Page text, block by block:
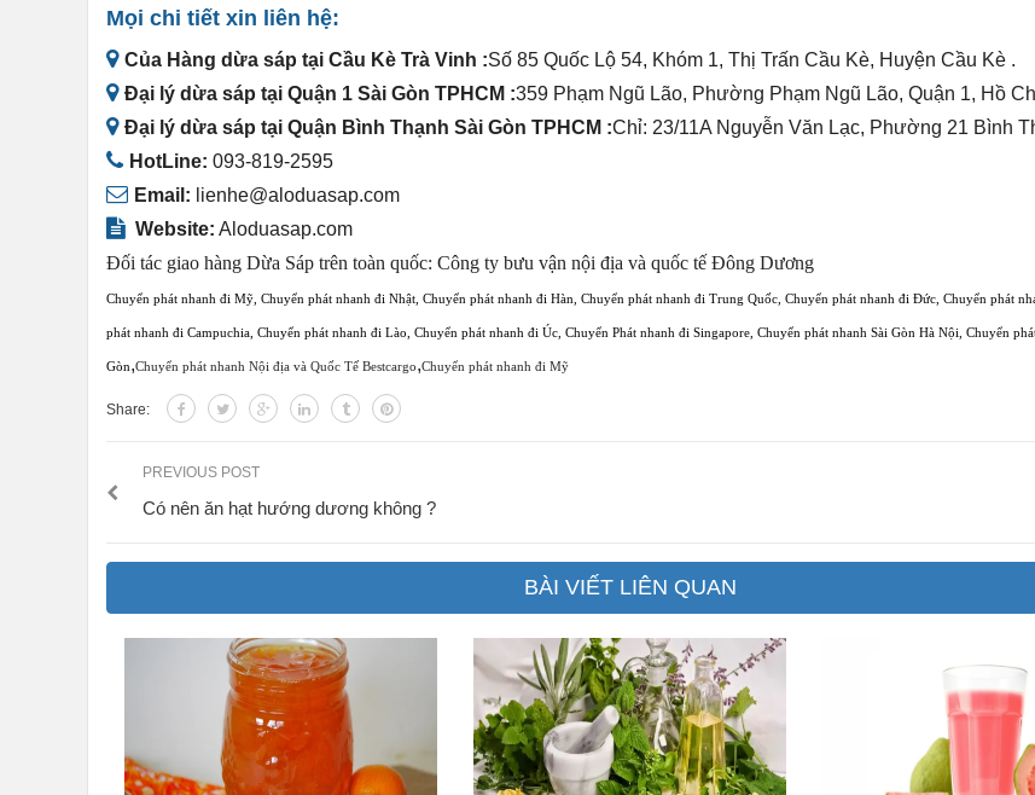
Mọi chi tiết xin liên hệ:
Của Hàng dừa sáp tại Cầu Kè Trà Vinh :Số 85 Quốc Lộ 54, Khóm 1, Thị Trấn Cầu Kè, Huyện Cầu Kè .
Đại lý dừa sáp tại Quận 1 Sài Gòn TPHCM :359 Phạm Ngũ Lão, Phường Phạm Ngũ Lão, Quận 1, Hồ
Đại lý dừa sáp tại Quận Bình Thạnh Sài Gòn TPHCM :Chỉ: 23/11A Nguyễn Văn Lạc, Phường 21 Bình
HotLine: 093-819-2595
Email: lienhe@aloduasap.com
Website: Aloduasap.com
Đối tác giao hàng Dừa Sáp trên toàn quốc: Công ty bưu vận nội địa và quốc tế Đông Dương
Chuyển phát nhanh đi Mỹ Chuyển phát nhanh đi Nhật Chuyển phát nhanh đi Hàn Chuyển phát nhanh đi Trung Quốc Chuyển phát nhanh đi Đức Chuyển phát
phát nhanh đi Campuchia Chuyển phát nhanh đi Lào Chuyển phát nhanh đi Úc Chuyển Phát nhanh đi Singapore Chuyển phát nhanh Sài Gòn Hà Nội Chuyển
Gòn,Chuyển phát nhanh Nội địa và Quốc Tế Bestcargo,Chuyển phát nhanh đi Mỹ
Share:
PREVIOUS POST
Có nên ăn hạt hướng dương không ?
BÀI VIẾT LIÊN QUAN